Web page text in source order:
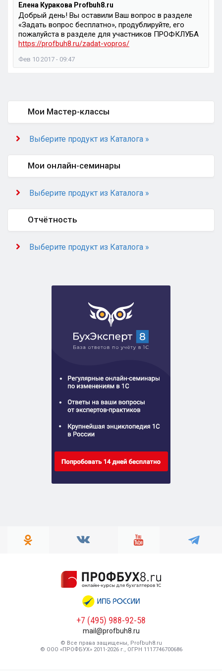
Елена Куракова Profbuh8.ru
Добрый день! Вы оставили Ваш вопрос в разделе
«Задать вопрос бесплатно», продублируйте, его
пожалуйста в разделе для участников ПРОФКЛУБА
https://profbuh8.ru/zadat-vopros/
Фев 10 2017 - 09:47
Мои Мастер-классы
Выберите продукт из Каталога »
Мои онлайн-семинары
Выберите продукт из Каталога »
Отчётность
Выберите продукт из Каталога »
+7 (495) 988-92-58
mail@profbuh8.ru
© Все права защищены, Profbuh8.ru
© ООО «ПРОФБУХ» 2011-2026 г., ОГРН 1117746700686